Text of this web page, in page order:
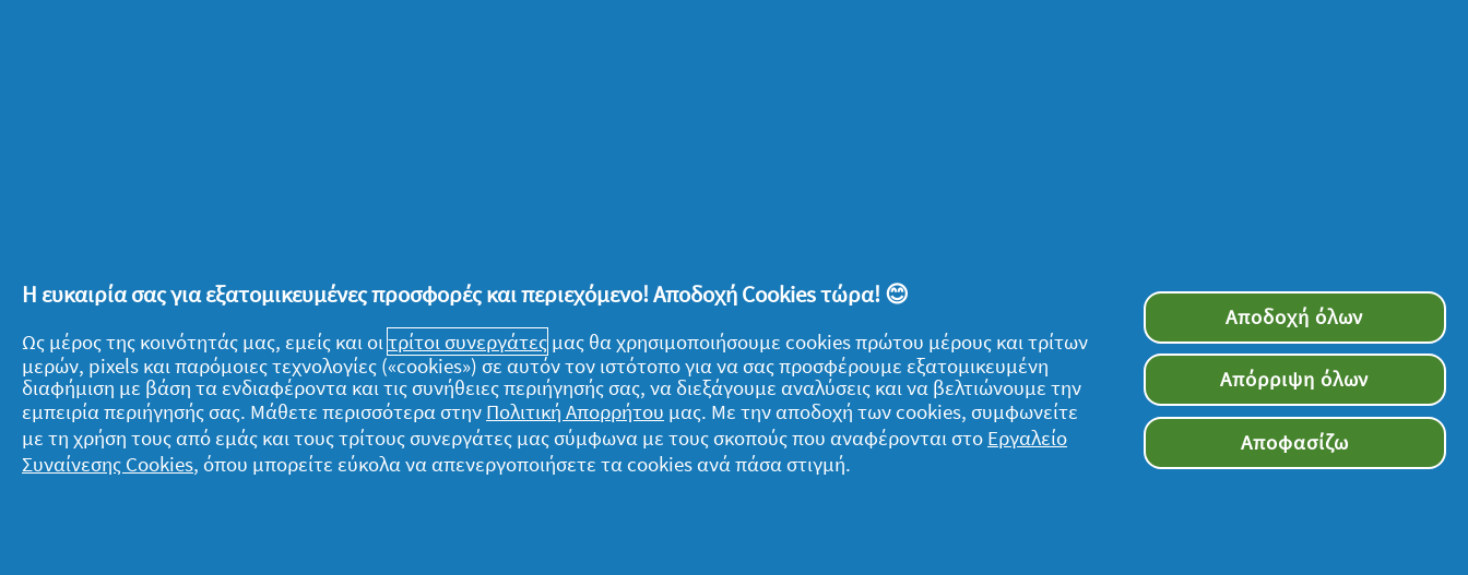
Σερβίρετε σε πολύσπορο στρογγυλό ψωμάκι, μαζί με μαρούλι, αγγούρι και το
ντρέσινγκ.
Η ευκαιρία σας για εξατομικευμένες προσφορές και περιεχόμενο! Αποδοχή Cookies τώρα! 😊
Ως μέρος της κοινότητάς μας, εμείς και οιτρίτοι συνεργάτες μας θα χρησιμοποιήσουμε cookies πρώτου μέρους και τρίτων
μερών, pixels και παρόμοιες τεχνολογίες («cookies») σε αυτόν τον ιστότοπο για να σας προσφέρουμε εξατομικευμένη
διαφήμιση με βάση τα ενδιαφέροντα και τις συνήθειες περιήγησής σας, να διεξάγουμε αναλύσεις και να βελτιώνουμε την
εμπειρία περιήγησής σας. Μάθετε περισσότερα στην Πολιτική Απορρήτου μας. Με την αποδοχή των cookies, συμφωνείτε
με τη χρήση τους από εμάς και τους τρίτους συνεργάτες μας σύμφωνα με τους σκοπούς που αναφέρονται στο Εργαλείο
Συναίνεσης Cookies, όπου μπορείτε εύκολα να απενεργοποιήσετε τα cookies ανά πάσα στιγμή.
Αποδοχή όλων
Απόρριψη όλων
Αποφασίζω